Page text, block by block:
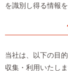
を識別し得る情報を
当社は、以下の目
収集・利用いたし